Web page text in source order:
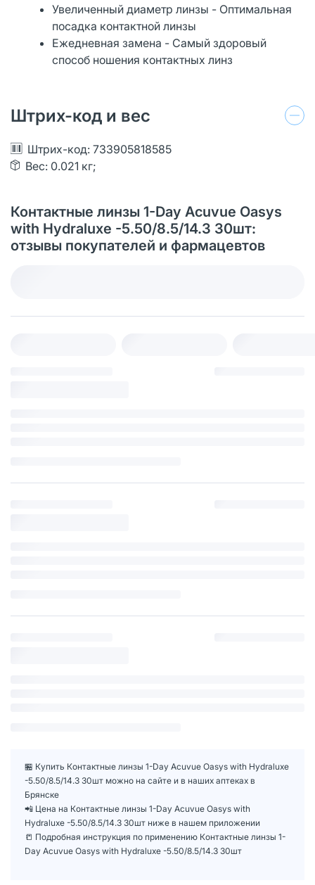
Увеличенный диаметр линзы - Оптимальная
посадка контактной линзы
Ежедневная замена - Самый здоровый
способ ношения контактных линз
Штрих-код и вес
Штрих-код: 733905818585
Вес: 0.021 кг;
Контактные линзы 1-Day Acuvue Oasys
with Hydraluxe -5.50/8.5/14.3 30шт:
отзывы покупателей и фармацевтов
🏪 Купить Контактные линзы 1-Day Acuvue Oasys with Hydraluxe
-5.50/8.5/14.3 30шт можно на сайте и в наших аптеках в
Брянске
📲 Цена на Контактные линзы 1-Day Acuvue Oasys with
Hydraluxe -5.50/8.5/14.3 30шт ниже в нашем приложении
📒 Подробная инструкция по применению Контактные линзы 1-
Day Acuvue Oasys with Hydraluxe -5.50/8.5/14.3 30шт